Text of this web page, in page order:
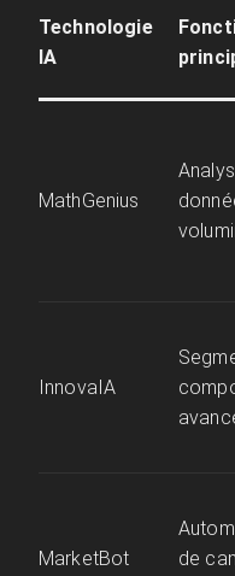
Technologie
IA
MathGenius
InnovaIA
MarketBot
de